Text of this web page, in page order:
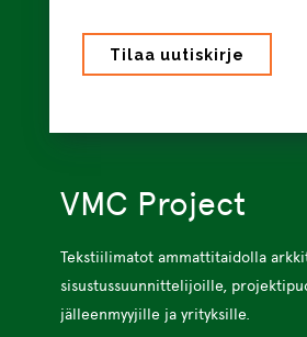
VMC Project
Tekstiilimatot ammattitaidolla
sisustussuunnittelijoille,
jälleenmyyjille ja yrityksille.